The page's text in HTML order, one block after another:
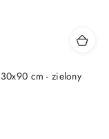
cm - zielony